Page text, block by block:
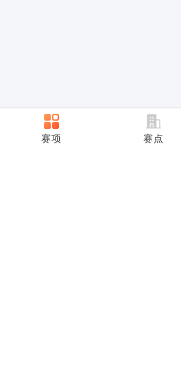
联系方式
CONTACT
赛项 赛点